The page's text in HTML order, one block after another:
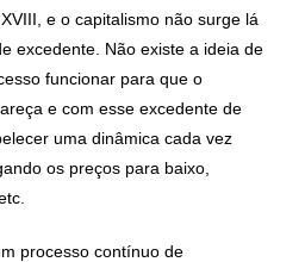
e o capitalismo não surge lá
excedente. Não existe a ideia de
funcionar para que o
e com esse excedente de
uma dinâmica cada vez
os preços para baixo,
processo contínuo de